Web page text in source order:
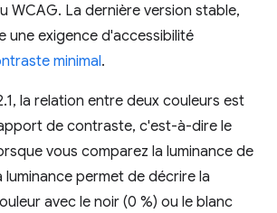
WCAG. La dernière version stable,
une exigence d'accessibilité
minimal.
la relation entre deux couleurs est
de contraste, c'est-à-dire le
vous comparez la luminance de
luminance permet de décrire la
avec le noir (0 %) ou le blanc